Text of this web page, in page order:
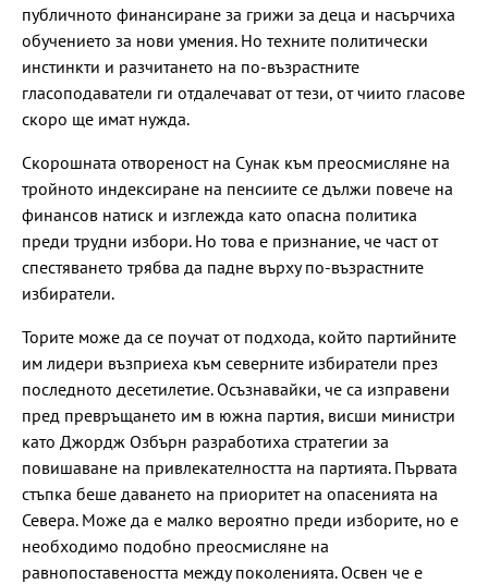
публичното финансиране за грижи за деца и насърчиха
обучението за нови умения. Но техните политически
инстинкти и разчитането на по-възрастните
гласоподаватели ги отдалечават от тези, от чиито гласове
скоро ще имат нужда.
Скорошната отвореност на Сунак към преосмисляне на
тройното индексиране на пенсиите се дължи повече на
финансов натиск и изглежда като опасна политика
преди трудни избори. Но това е признание, че част от
спестяването трябва да падне върху по-възрастните
избиратели.
Торите може да се поучат от подхода, който партийните
им лидери възприеха към северните избиратели през
последното десетилетие. Осъзнавайки, че са изправени
пред превръщането им в южна партия, висши министри
като Джордж Озбърн разработиха стратегии за
повишаване на привлекателността на партията. Първата
стъпка беше даването на приоритет на опасенията на
Севера. Може да е малко вероятно преди изборите, но е
необходимо подобно преосмисляне на
равнопоставеността между поколенията. Освен че е